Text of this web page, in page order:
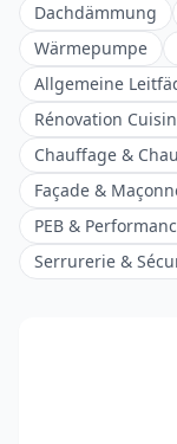
Dachdämmung
Wärmepumpe
Allgemeine
Rénovation
Chauffage &
Façade &
PEB &
Serrurerie &